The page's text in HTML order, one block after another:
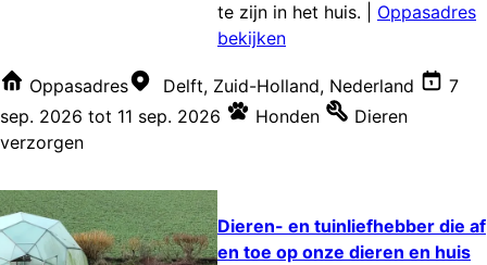
te zijn in het huis.
Oppasadres
bekijken
Oppasadres Delft, Zuid-Holland, Nederland
7
sep. 2026 tot 11 sep. 2026 Honden
Dieren
verzorgen
Dieren- en tuinliefhebber die af
en toe op onze dieren en huis